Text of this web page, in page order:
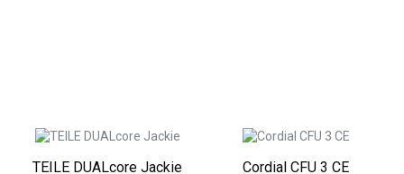
TEILE DUALcore Jackie Cordial CFU 3 CE